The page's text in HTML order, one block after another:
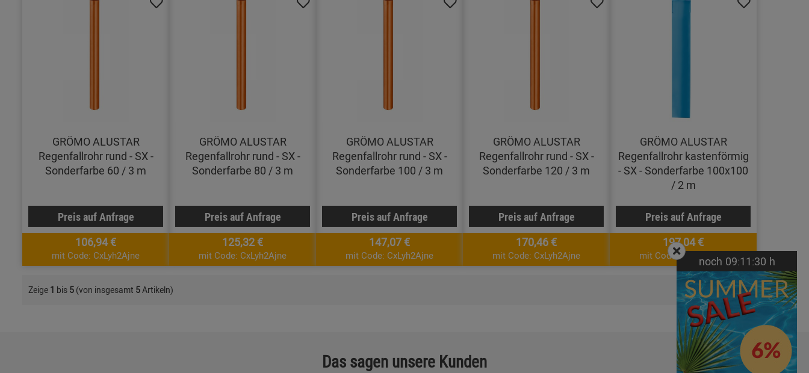
GRÖMO ALUSTAR
Regenfallrohr rund - SX -
Sonderfarbe 60 / 3 m
Preis auf Anfrage
106,94 €
mit Code: CxLyh2Ajne
GRÖMO ALUSTAR
Regenfallrohr rund - SX -
Sonderfarbe 80 / 3 m
Preis auf Anfrage
125,32 €
mit Code: CxLyh2Ajne
GRÖMO ALUSTAR
Regenfallrohr rund - SX -
Sonderfarbe 100 / 3 m
Preis auf Anfrage
147,07 €
mit Code: CxLyh2Ajne
GRÖMO ALUSTAR
Regenfallrohr rund - SX -
Sonderfarbe 120 / 3 m
Preis auf Anfrage
170,46 €
mit Code: CxLyh2Ajne
GRÖMO ALUSTAR
Regenfallrohr kastenförmig
- SX - Sonderfarbe 100x100
/ 2 m
Preis auf Anfrage
197,04 €
mit Code: CxLyh2Ajne
Zeige 1 bis 5 (von insgesamt 5Artikeln) Seiten: 1
Das sagen unsere Kunden
noch 09:11:30 h